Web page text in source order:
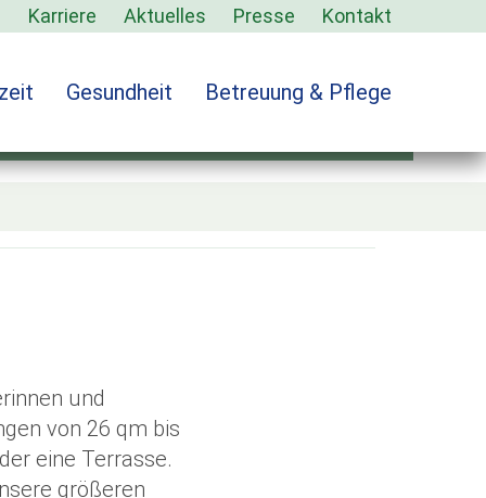
Karriere Aktuelles Presse Kontakt
Gesundheit Betreuung & Pflege
Altkönig-Stift
und
von 26 qm bis
eine Terrasse.
größeren